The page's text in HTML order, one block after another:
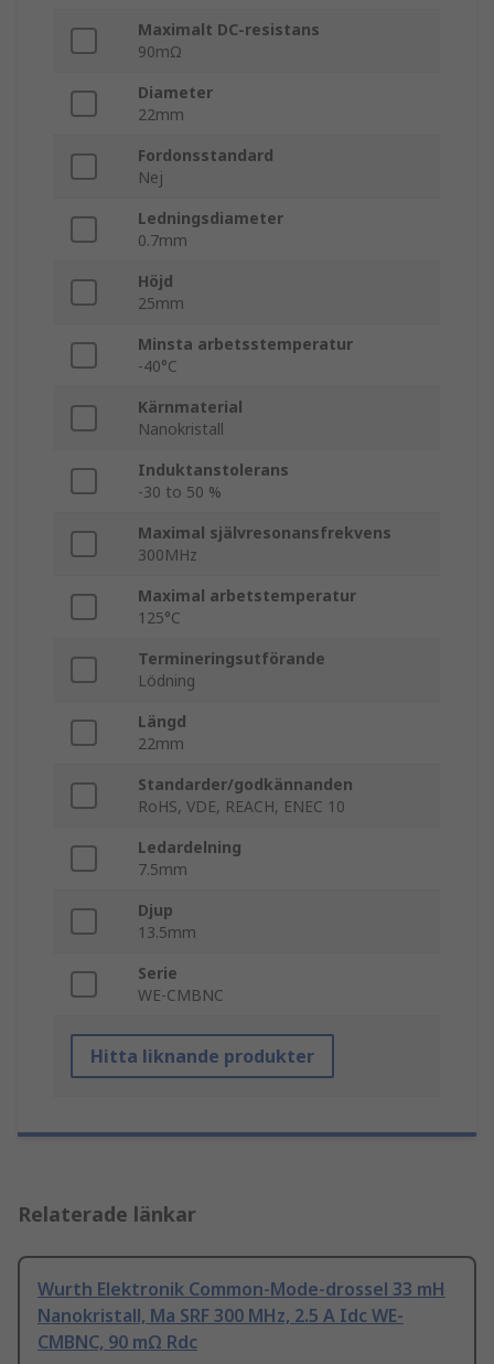
Maximalt DC-resistans
90mΩ
Diameter
22mm
Fordonsstandard
Nej
Ledningsdiameter
0.7mm
Höjd
25mm
Minsta arbetsstemperatur
-40°C
Kärnmaterial
Nanokristall
Induktanstolerans
-30 to 50 %
Maximal självresonansfrekvens
300MHz
Maximal arbetstemperatur
125°C
Termineringsutförande
Lödning
Längd
22mm
Standarder/godkännanden
RoHS, VDE, REACH, ENEC 10
Ledardelning
7.5mm
Djup
13.5mm
Serie
WE-CMBNC
Hitta liknande produkter
Relaterade länkar
Wurth Elektronik Common-Mode-drossel 33 mH
Nanokristall, Ma SRF 300 MHz, 2.5 A Idc WE-
CMBNC, 90 mΩ Rdc